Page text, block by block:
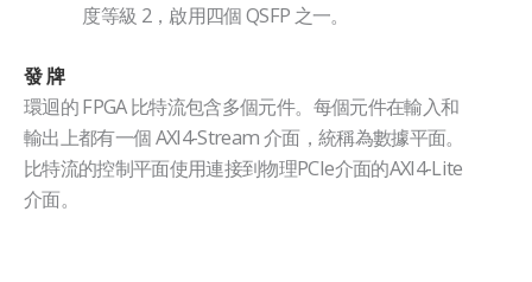
度等級 2，啟用四個 QSFP 之一。
發 牌
環迴的 FPGA 比特流包含多個元件。每個元件在輸入和
輸出上都有一個 AXI4-Stream 介面，統稱為數據平面。
比特流的控制平面使用連接到物理PCIe介面的AXI4-Lite
介面。